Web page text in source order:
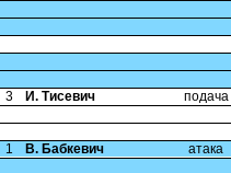
3 И. Тисевич подача
1 В. Бабкевич атака